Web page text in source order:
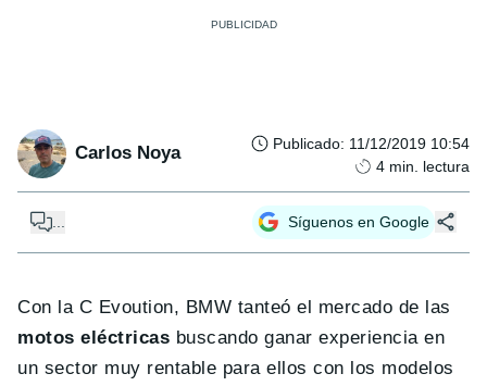
Carlos Noya Publicado: 11/12/2019 10:54
4 min. lectura
Síguenos en Google
Con la C Evoution, BMW tanteó el mercado de las
motos eléctricas buscando ganar experiencia en
un sector muy rentable para ellos con los modelos